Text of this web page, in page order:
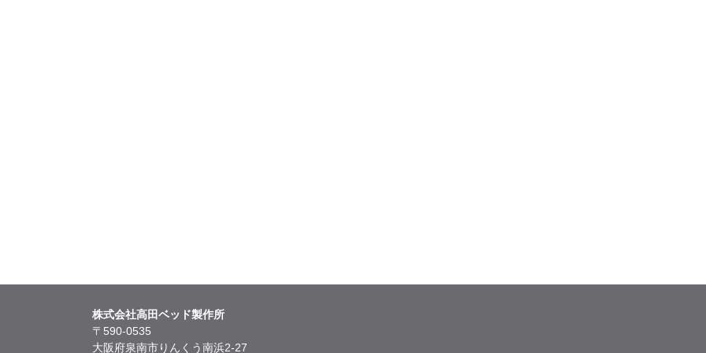
株式会社高田ベッド製作所
〒590-0535
大阪府泉南市りんくう南浜2-27